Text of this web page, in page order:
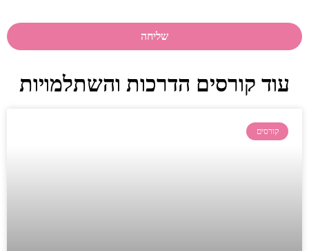
שליחה
עוד קורסים הדרכות והשתלמויות
קורסים